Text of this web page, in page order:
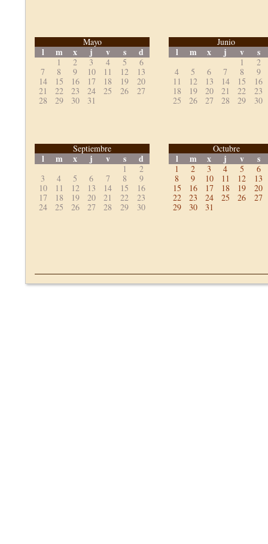
Mayo
l m x j v s d
1 2 3 4 5
6
7
8 9 10 11 12
13
14
15 16 17 18 19
20
21
22 23 24 25 26
27
28
29 30 31
Junio
l m x j v s
1
2
4
5 6 7 8
9
11
12 13 14 15
16
18
19 20 21 22
23
25
26 27 28 29 30
Septiembre
l m x j v s d
1
2
3
4 5 6 7 8
9
10
11 12 13 14 15
16
17
18 19 20 21 22
23
24
25 26 27 28 29 30
Octubre
l m x j v s
1 2 3 4 5
6
8
9 10 11 12
13
15
16 17 18 19
20
22
23 24 25 26
27
29
30 31